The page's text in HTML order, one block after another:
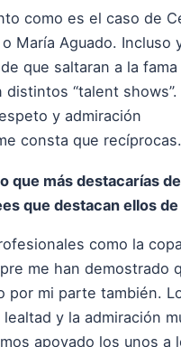
como es el caso de
María Aguado. Incluso
que saltaran a la
“talent shows”.
y admiración
consta que recíprocas.
que más destacarías
que destacan ellos
como la
me han demostrado
por mi parte también.
y la admiración
apoyado los unos a